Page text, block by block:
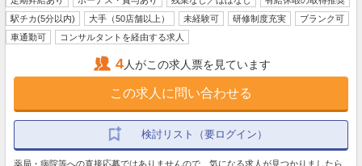
駅チカ(5分以内)
大手（50店舗以上） 未経験可 研修制度充実
ブランク可
車通勤可
コンサルタントを経由する求人
4人がこの求人票を見ています
この求人に問い合わせる
検討リスト（要ログイン）
薬局・病院等への直接応募ではありませんので、気になる求人が見つかりましたら